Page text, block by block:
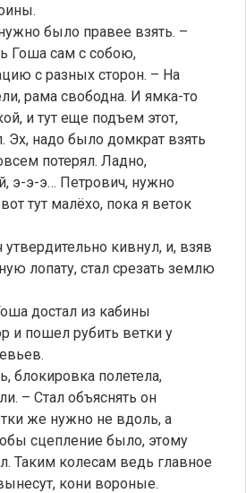
было правее взять. –
Гоша сам с собою,
с разных сторон. – На
рама свободна. И ямка-то
и тут еще подъем этот,
Эх, надо было домкрат взять
потерял. Ладно,
э-э-э… Петрович, нужно
тут малёхо, пока я веток
кивнул, и, взяв
лопату, стал срезать землю
достал из кабины
и пошел рубить ветки у
полетела,
– Стал объяснять он
же нужно не вдоль, а
сцепление было, этому
Таким колесам ведь главное
кони вороные.